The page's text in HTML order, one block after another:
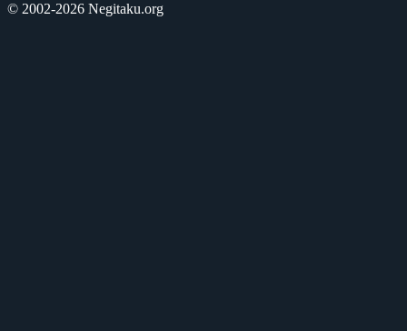
© 2002-2026 Negitaku.org